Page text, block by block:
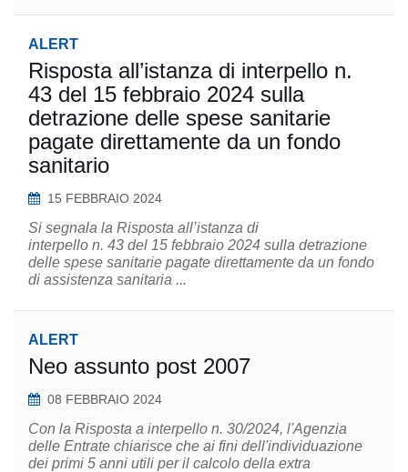
ALERT
Risposta all’istanza di interpello n.
43 del 15 febbraio 2024 sulla
detrazione delle spese sanitarie
pagate direttamente da un fondo
sanitario
15 FEBBRAIO 2024
Si segnala la Risposta all’istanza di
interpello n. 43 del 15 febbraio 2024 sulla detrazione
delle spese sanitarie pagate direttamente da un fondo
di assistenza sanitaria ...
ALERT
Neo assunto post 2007
08 FEBBRAIO 2024
Con la Risposta a interpello n. 30/2024, l'Agenzia
delle Entrate chiarisce che ai fini dell'individuazione
dei primi 5 anni utili per il calcolo della extra